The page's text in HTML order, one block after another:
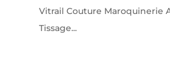
Vitrail Couture Maroquinerie
Tissage...